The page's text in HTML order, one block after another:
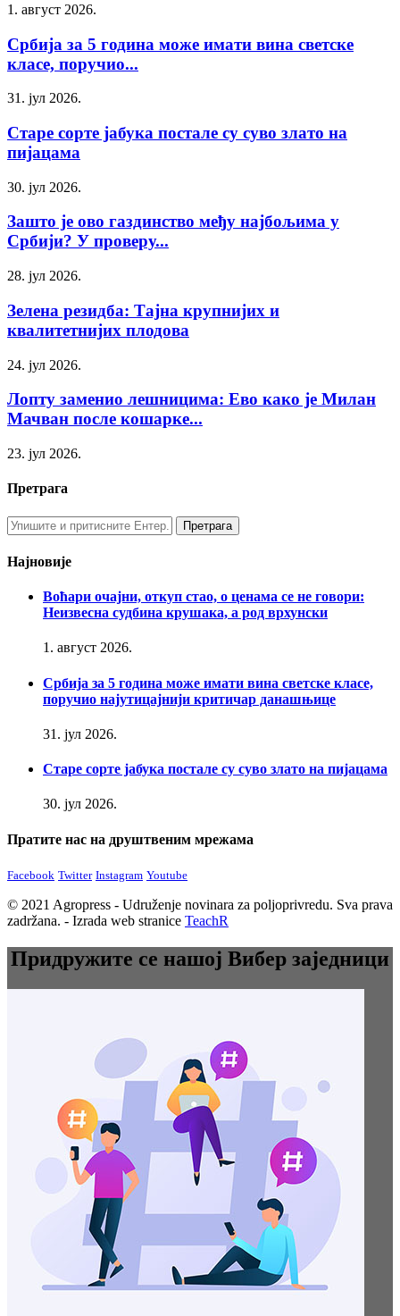
1. август 2026.
Србија за 5 година може имати вина светске
класе, поручио...
31. јул 2026.
Старе сорте јабука постале су суво злато на
пијацама
30. јул 2026.
Зашто је ово газдинство међу најбољима у
Србији? У проверу...
28. јул 2026.
Зелена резидба: Тајна крупнијих и
квалитетнијих плодова
24. јул 2026.
Лопту заменио лешницима: Ево како је Милан
Мачван после кошарке...
23. јул 2026.
Претрага
Најновије
Воћари очајни, откуп стао, о ценама се не говори:
Неизвесна судбина крушака, а род врхунски
1. август 2026.
Србија за 5 година може имати вина светске класе,
поручио најутицајнији критичар данашњице
31. јул 2026.
Старе сорте јабука постале су суво злато на пијацама
30. јул 2026.
Пратите нас на друштвеним мрежама
Facebook Twitter Instagram Youtube
© 2021 Agropress - Udruženje novinara za poljoprivredu. Sva prava
zadržana. - Izrada web stranice TeachR
Придружите се нашој Вибер заједници